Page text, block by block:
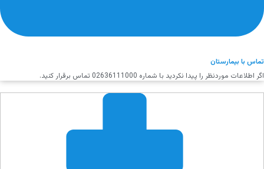
تماس با بیمارستان
اگر اطلاعات موردنظر را پیدا نکردید با شماره 02636111000 تماس برقرار کنید.